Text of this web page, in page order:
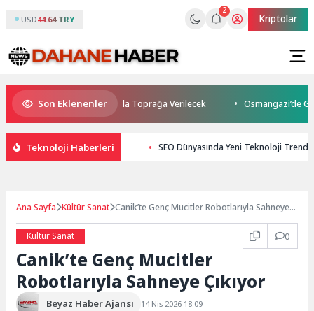
USD44.64 TRY
2
Kriptolar
Son Eklenenler
Kuzey Makedonya’da Toprağa Verilecek Osmangazi’de
Teknoloji Haberleri SEO Dünyasında Yeni Teknoloji
Ana Sayfa Kültür Sanat Canik’te Genç Mucitler Robotlarıyla Sahneye
Kültür Sanat
0
Canik’te Genç Mucitler
Robotlarıyla Sahneye Çıkıyor
Beyaz Haber Ajansı
14 Nis 2026 18:09